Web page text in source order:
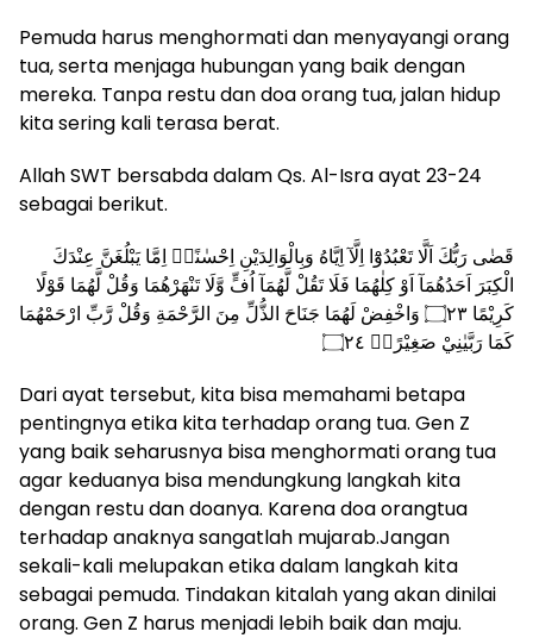
Pemuda harus menghormati dan menyayangi orang
tua, serta menjaga hubungan yang baik dengan
mereka. Tanpa restu dan doa orang tua, jalan hidup
kita sering kali terasa berat.
Allah SWT bersabda dalam Qs. Al-Isra ayat 23-24
sebagai berikut.
قَضٰى رَبُّكَ اَلَّا تَعْبُدُوْٓا اِلَّآ اِيَّاهُ وَبِالْوَالِدَيْنِ اِحْسٰنًاۗ اِمَّا يَبْلُغَنَّ عِنْدَكَ
الْكِبَرَ اَحَدُهُمَآ اَوْ كِلٰهُمَا فَلَا تَقُلْ لَّهُمَآ اُفٍّ وَّلَا تَنْهَرْهُمَا وَقُلْ لَّهُمَا قَوْلًا
كَرِيْمًا ۝٢٣ وَاخْفِضْ لَهُمَا جَنَاحَ الذُّلِّ مِنَ الرَّحْمَةِ وَقُلْ رَّبِّ ارْحَمْهُمَا
كَمَا رَبَّيٰنِيْ صَغِيْرًاۗ ۝٢٤
Dari ayat tersebut, kita bisa memahami betapa
pentingnya etika kita terhadap orang tua. Gen Z
yang baik seharusnya bisa menghormati orang tua
agar keduanya bisa mendungkung langkah kita
dengan restu dan doanya. Karena doa orangtua
terhadap anaknya sangatlah mujarab.Jangan
sekali-kali melupakan etika dalam langkah kita
sebagai pemuda. Tindakan kitalah yang akan dinilai
orang. Gen Z harus menjadi lebih baik dan maju.